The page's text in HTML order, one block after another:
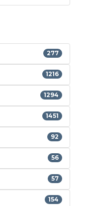
277
1216
1294
1451
92
56
57
154